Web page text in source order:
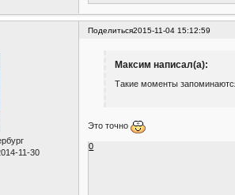
Поделиться2015-11-04 15:12:59
11-30
Максим написал(а):
Такие моменты
Это точно
0